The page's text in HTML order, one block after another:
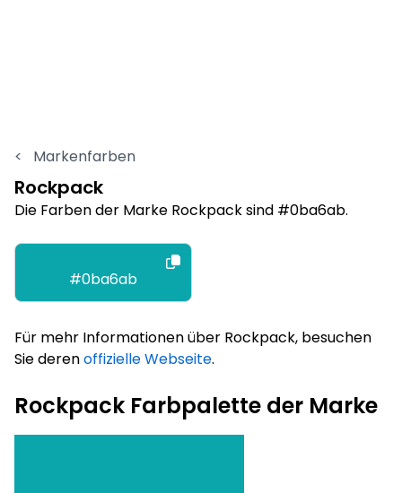
< Markenfarben
Rockpack
Die Farben der Marke Rockpack sind #0ba6ab.
#0ba6ab
Für mehr Informationen über Rockpack, besuchen
Sie derenoffizielle Webseite.
Rockpack Farbpalette der Marke